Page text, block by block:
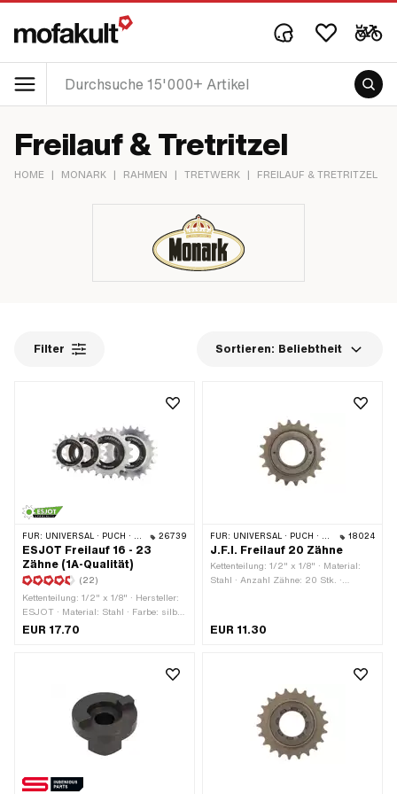
Freilauf & Tretritzel
HOME | MONARK | RAHMEN | TRETWERK | FREILAUF & TRETRITZEL
Filter Sortieren: Beliebtheit
FÜR: UNIVERSAL · PUCH · SACHS · PONY / CILO (BETA 521 & 512) · PIAGGIO 26739
ESJOT Freilauf 16 - 23
Zähne (1A-Qualität)
(22)
Kettenteilung: 1/2" x 1/8" · Hersteller:
ESJOT · Material: Stahl · Farbe: silber
· Anzahl Zähne: 16 Stk. · Anzahl
EUR 17.70
FÜR: UNIVERSAL · PUCH · SACHS · PONY / CILO (BETA 521 & 512) 18024
J.F.I. Freilauf 20 Zähne
Kettenteilung: 1/2" x 1/8" · Material:
Stahl · Anzahl Zähne: 20 Stk. ·
EUR 11.30